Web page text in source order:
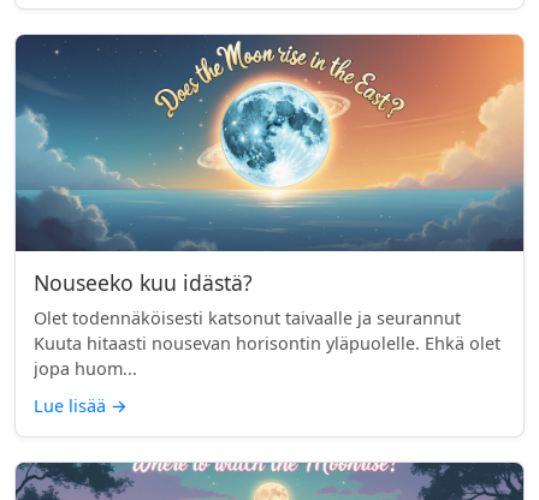
Nouseeko kuu idästä?
Olet todennäköisesti katsonut taivaalle ja seurannut
Kuuta hitaasti nousevan horisontin yläpuolelle. Ehkä olet
jopa huom...
Lue lisää →